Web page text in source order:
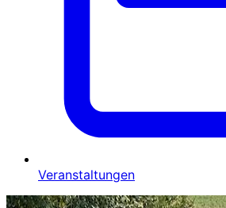
Veranstaltungen